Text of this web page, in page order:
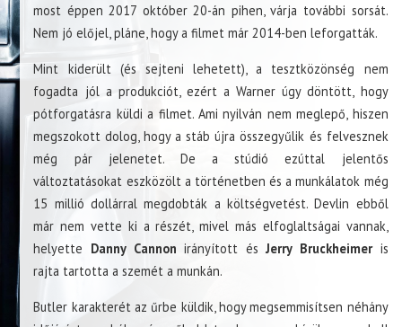
most éppen 2017 október 20-án pihen, várja további sorsát.
Nem jó előjel, pláne, hogy a filmet már 2014-ben leforgatták.
Mint kiderült (és sejteni lehetett), a tesztközönség nem
fogadta jól a produkciót, ezért a Warner úgy döntött, hogy
pótforgatásra küldi a filmet. Ami nyilván nem meglepő, hiszen
megszokott dolog, hogy a stáb újra összegyűlik és felvesznek
még pár jelenetet. De a stúdió ezúttal jelentős
változtatásokat eszközölt a történetben és a munkálatok még
15 millió dollárral megdobták a költségvetést. Devlin ebből
már nem vette ki a részét, mivel más elfoglaltságai vannak,
helyette Danny Cannon irányított ésJerry Bruckheimeris
rajta tartotta a szemét a munkán.
Butler karakterét az űrbe küldik, hogy megsemmisítsen néhány